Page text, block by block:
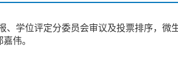
、学位评定分委员会审议及投票排序，微
伟。